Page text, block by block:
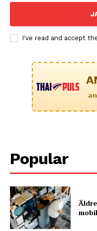
I've read and accept
Popular